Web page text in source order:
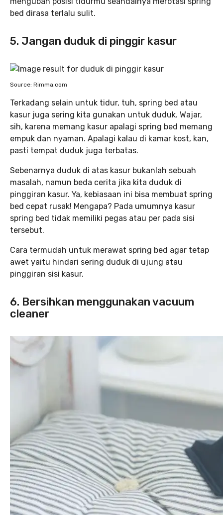
bed dirasa terlalu sulit.
5. Jangan duduk di pinggir kasur
Source: Rimma.com
Terkadang selain untuk tidur, tuh, spring bed atau
kasur juga sering kita gunakan untuk duduk. Wajar,
sih, karena memang kasur apalagi spring bed memang
empuk dan nyaman. Apalagi kalau di kamar kost, kan,
pasti tempat duduk juga terbatas.
Sebenarnya duduk di atas kasur bukanlah sebuah
masalah, namun beda cerita jika kita duduk di
pinggiran kasur. Ya, kebiasaan ini bisa membuat spring
bed cepat rusak! Mengapa? Pada umumnya kasur
spring bed tidak memiliki pegas atau per pada sisi
tersebut.
Cara termudah untuk merawat spring bed agar tetap
awet yaitu hindari sering duduk di ujung atau
pinggiran sisi kasur.
6. Bersihkan menggunakan vacuum
cleaner